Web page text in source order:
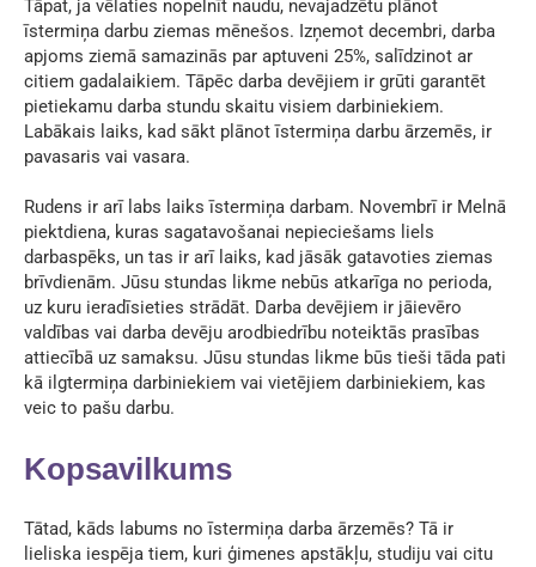
Tāpat, ja vēlaties nopelnīt naudu, nevajadzētu plānot
īstermiņa darbu ziemas mēnešos. Izņemot decembri, darba
apjoms ziemā samazinās par aptuveni 25%, salīdzinot ar
citiem gadalaikiem. Tāpēc darba devējiem ir grūti garantēt
pietiekamu darba stundu skaitu visiem darbiniekiem.
Labākais laiks, kad sākt plānot īstermiņa darbu ārzemēs, ir
pavasaris vai vasara.
Rudens ir arī labs laiks īstermiņa darbam. Novembrī ir Melnā
piektdiena, kuras sagatavošanai nepieciešams liels
darbaspēks, un tas ir arī laiks, kad jāsāk gatavoties ziemas
brīvdienām. Jūsu stundas likme nebūs atkarīga no perioda,
uz kuru ieradīsieties strādāt. Darba devējiem ir jāievēro
valdības vai darba devēju arodbiedrību noteiktās prasības
attiecībā uz samaksu. Jūsu stundas likme būs tieši tāda pati
kā ilgtermiņa darbiniekiem vai vietējiem darbiniekiem, kas
veic to pašu darbu.
Kopsavilkums
Tātad, kāds labums no īstermiņa darba ārzemēs? Tā ir
lieliska iespēja tiem, kuri ģimenes apstākļu, studiju vai citu